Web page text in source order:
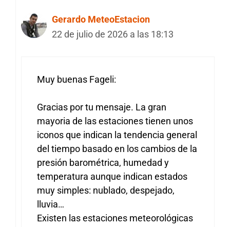
Gerardo MeteoEstacion
22 de julio de 2026 a las 18:13
Muy buenas Fageli:
Gracias por tu mensaje. La gran
mayoria de las estaciones tienen unos
iconos que indican la tendencia general
del tiempo basado en los cambios de la
presión barométrica, humedad y
temperatura aunque indican estados
muy simples: nublado, despejado,
lluvia…
Existen las estaciones meteorológicas